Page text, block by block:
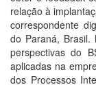
relação à
correspondente
do Paraná, Brasil.
perspectivas do
aplicadas na
dos Processos